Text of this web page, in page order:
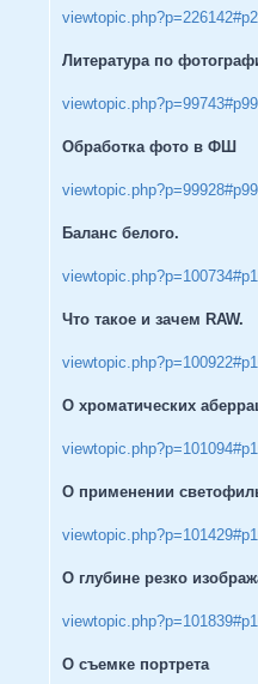
Литература по
Обработка фото в ФШ
Баланс белого.
Что такое и зачем RAW.
О хроматических
О применении
О глубине резко
О съемке портрета